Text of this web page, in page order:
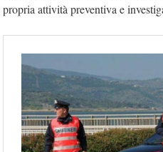
propria attività preventiva e